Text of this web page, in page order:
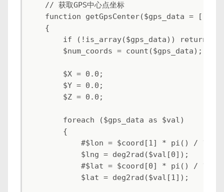
    // 获取GPS中心点坐标
    function getGpsCenter($gps_data = [])
    {
if (!is_array($gps_data)) return
        $num_coords = count($gps_data);
        $X = 0.0;
        $Y = 0.0;
        $Z = 0.0;
        foreach ($gps_data as $val)
        {
            #$lon = $coord[1] * pi() / 180;
            $lng = deg2rad($val[0]);
            #$lat = $coord[0] * pi() / 180;
            $lat = deg2rad($val[1]);